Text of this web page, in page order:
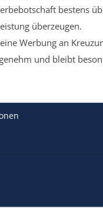
bestens
überzeugen.
Werbung an
und bleibt